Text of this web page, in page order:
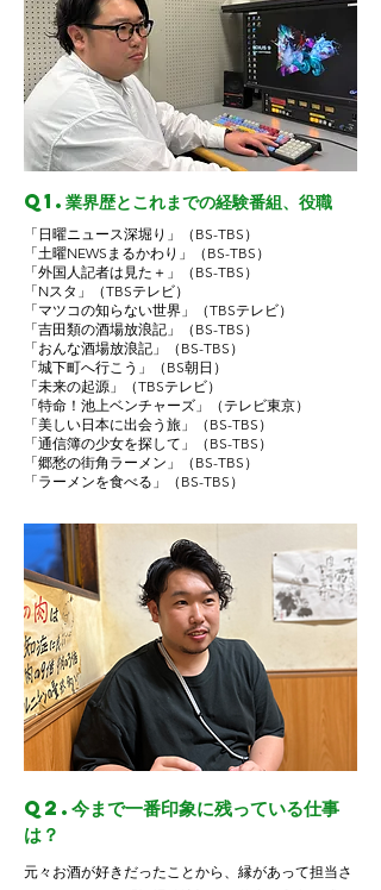
Q1. 業界歴とこれまでの経験番組、役職
「日曜ニュース深堀り」（BS-TBS）
「土曜NEWSまるかわり」（BS-TBS）
「外国人記者は見た＋」（BS-TBS）
「Nスタ」（TBSテレビ）
「マツコの知らない世界」（TBSテレビ）
「吉田類の酒場放浪記」（BS-TBS）
「おんな酒場放浪記」（BS-TBS）
「城下町へ行こう」（BS朝日）
「未来の起源」（TBSテレビ）
「特命！池上ベンチャーズ」（テレビ東京）
「美しい日本に出会う旅」（BS-TBS）
「通信簿の少女を探して」（BS-TBS）
「郷愁の街角ラーメン」（BS-TBS）
「ラーメンを食べる」（BS-TBS）
Q2.今まで一番印象に残っている仕事
は？
元々お酒が好きだったことから、縁があって担当さ